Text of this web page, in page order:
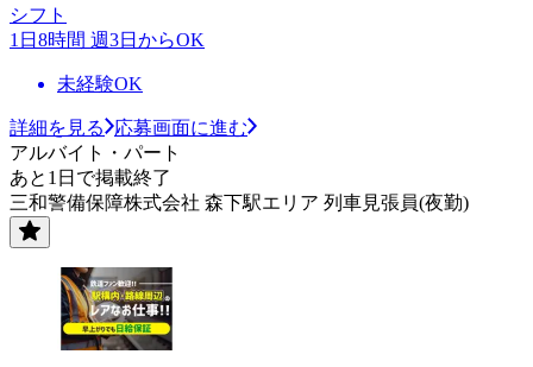
シフト
1日8時間 週3日からOK
未経験OK
詳細を見る
応募画面に進む
アルバイト・パート
あと1日で掲載終了
三和警備保障株式会社 森下駅エリア 列車見張員(夜勤)